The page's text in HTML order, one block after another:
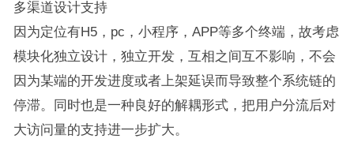
多渠道设计支持
因为定位有H5，pc，小程序，APP等多个终端，故考虑
模块化独立设计，独立开发，互相之间互不影响，不会
因为某端的开发进度或者上架延误而导致整个系统链的
停滞。同时也是一种良好的解耦形式，把用户分流后对
大访问量的支持进一步扩大。